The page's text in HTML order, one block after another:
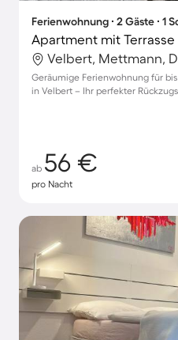
Ferienwohnung ∙ 2 Gäste ∙ 1
Apartment mit Terrasse
Velbert, Mettmann,
Geräumige Ferienwohnung für
in Velbert – Ihr perfekter
ab 56 €
pro Nacht